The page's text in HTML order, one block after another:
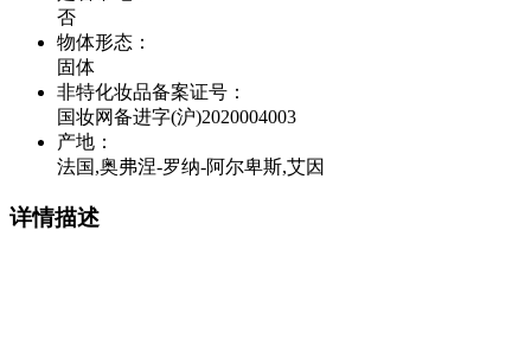
否
物体形态 ：
固体
非特化妆品备案证号 ：
国妆网备进字(沪)2020004003
产地 ：
法国,奥弗涅-罗纳-阿尔卑斯,艾因
详情描述